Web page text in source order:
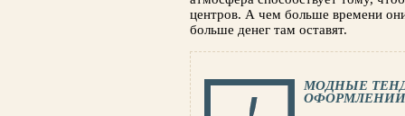
центров. А чем больше вре­мени
больше денег там оставят.
МОДНЫЕ